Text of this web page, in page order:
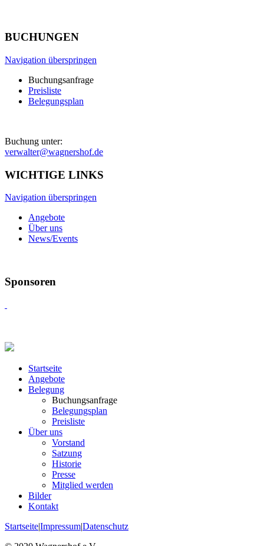
BUCHUNGEN
Navigation überspringen
Buchungsanfrage
Preisliste
Belegungsplan
Buchung unter:
verwalter@wagnershof.de
WICHTIGE LINKS
Navigation überspringen
Angebote
Über uns
News/Events
Sponsoren
Startseite
Angebote
Belegung
Buchungsanfrage
Belegungsplan
Preisliste
Über uns
Vorstand
Satzung
Historie
Presse
Mitglied werden
Bilder
Kontakt
Startseite|Impressum|Datenschutz